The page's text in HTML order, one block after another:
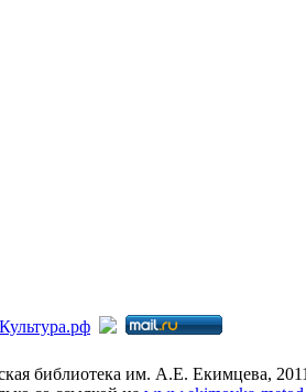
библиотека им. А.Е. Екимцева,